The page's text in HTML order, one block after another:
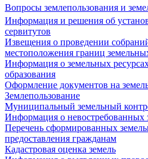
Вопросы землепользования и
Информация и решения об
сервитутов
Извещения о проведении
местоположения границ
Информация о земельных
образования
Оформление документов на
Землепользование
Муниципальный земельный
Информация о невостребованных
Перечень сформированных
предоставления гражданам
Кадастровая оценка земель